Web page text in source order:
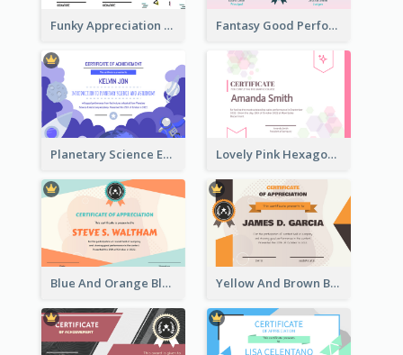
Funky Appreciation Letter For Fundraising Fantasy Good Performance Award Certificate
Planetary Science Education Certificate Lovely Pink Hexagonal Shapes Certification Design
Blue And Orange Blobs Shapes Certificate Yellow And Brown Blobs Background Certificate